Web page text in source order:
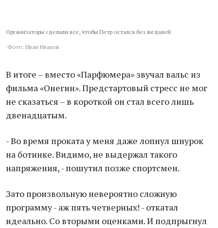
Организаторы сделали все, чтобы Петр остался без медалей
Фото: Иван Иванов
В итоге – вместо «Парфюмера» звучал вальс из
фильма «Онегин». Предстартовый стресс не мог
не сказаться – в короткой он стал всего лишь
двенадцатым.
- Во время проката у меня даже лопнул шнурок
на ботинке. Видимо, не выдержал такого
напряжения, - пошутил позже спортсмен.
Зато произвольную невероятно сложную
программу - аж пять четверных! - откатал
идеально. Со вторыми оценками. И подпрыгнул